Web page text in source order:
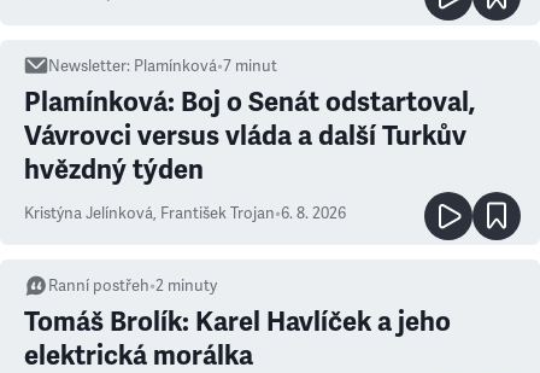
Newsletter: Plamínková•7 minut
Plamínková: Boj o Senát odstartoval,
Vávrovci versus vláda a další Turkův
hvězdný týden
Kristýna Jelínková, František Trojan•6. 8. 2026
Ranní postřeh•2 minuty
Tomáš Brolík: Karel Havlíček a jeho
elektrická morálka